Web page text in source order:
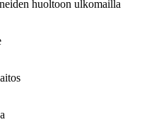
huoltoon ulkomailla